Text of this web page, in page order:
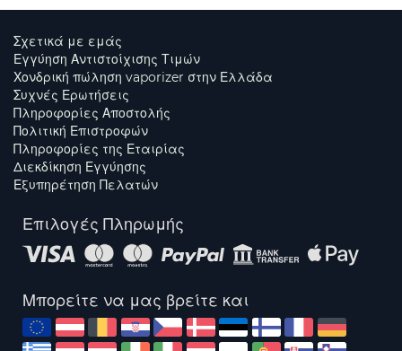
Σχετικά με εμάς
Εγγύηση Αντιστοίχισης Τιμών
Χονδρική πώληση vaporizer στην Ελλάδα
Συχνές Ερωτήσεις
Πληροφορίες Αποστολής
Πολιτική Επιστροφών
Πληροφορίες της Εταιρίας
Διεκδίκηση Εγγύησης
Εξυπηρέτηση Πελατών
Επιλογές Πληρωμής
Μπορείτε να μας βρείτε και